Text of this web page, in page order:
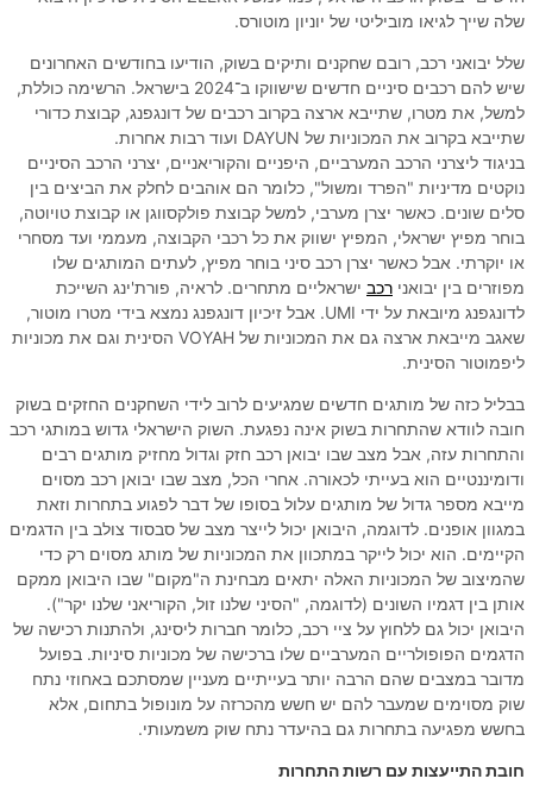
שלה שייך לגיאו מוביליטי של יוניון מוטורס.
שלל יבואני רכב, רובם שחקנים ותיקים בשוק, הודיעו בחודשים האחרונים
שיש להם רכבים סיניים חדשים שישווקו ב־2024 בישראל. הרשימה כוללת,
למשל, את מטרו, שתייבא ארצה בקרוב רכבים של דונגפנג, קבוצת כדורי
שתייבא בקרוב את המכוניות של DAYUN ועוד רבות אחרות.
בניגוד ליצרני הרכב המערביים, היפניים והקוריאניים, יצרני הרכב הסיניים
נוקטים מדיניות "הפרד ומשול", כלומר הם אוהבים לחלק את הביצים בין
סלים שונים. כאשר יצרן מערבי, למשל קבוצת פולקסווגן או קבוצת טויוטה,
בוחר מפיץ ישראלי, המפיץ ישווק את כל רכבי הקבוצה, מעממי ועד מסחרי
או יוקרתי. אבל כאשר יצרן רכב סיני בוחר מפיץ, לעתים המותגים שלו
מפוזרים בין יבואני רכב ישראליים מתחרים. לראיה, פורת'ינג השייכת
לדונגפנג מיובאת על ידי UMI. אבל זיכיון דונגפנג נמצא בידי מטרו מוטור,
שאגב מייבאת ארצה גם את המכוניות של VOYAH הסינית וגם את מכוניות
ליפמוטור הסינית.
בבליל כזה של מותגים חדשים שמגיעים לרוב לידי השחקנים החזקים בשוק
חובה לוודא שהתחרות בשוק אינה נפגעת. השוק הישראלי גדוש במותגי רכב
והתחרות עזה, אבל מצב שבו יבואן רכב חזק וגדול מחזיק מותגים רבים
ודומיננטיים הוא בעייתי לכאורה. אחרי הכל, מצב שבו יבואן רכב מסוים
מייבא מספר גדול של מותגים עלול בסופו של דבר לפגוע בתחרות וזאת
במגוון אופנים. לדוגמה, היבואן יכול לייצר מצב של סבסוד צולב בין הדגמים
הקיימים. הוא יכול לייקר במתכוון את המכוניות של מותג מסוים רק כדי
שהמיצוב של המכוניות האלה יתאים מבחינת ה"מקום" שבו היבואן ממקם
אותן בין דגמיו השונים (לדוגמה, "הסיני שלנו זול, הקוריאני שלנו יקר").
היבואן יכול גם ללחוץ על ציי רכב, כלומר חברות ליסינג, ולהתנות רכישה של
הדגמים הפופולריים המערביים שלו ברכישה של מכוניות סיניות. בפועל
מדובר במצבים שהם הרבה יותר בעייתיים מעניין שמסתכם באחוזי נתח
שוק מסוימים שמעבר להם יש חשש מהכרזה על מונופול בתחום, אלא
בחשש מפגיעה בתחרות גם בהיעדר נתח שוק משמעותי.
חובת התייעצות עם רשות התחרות